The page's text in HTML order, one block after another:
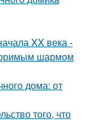
XX века -
шармом
дома: от
того, что